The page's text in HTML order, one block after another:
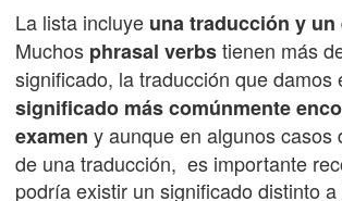
La lista incluye una traducción y un
Muchos phrasal verbstienen más
significado, la traducción que damos
significado más comúnmente
examen y aunque en algunos casos
de una traducción, es importante
podría existir un significado distinto